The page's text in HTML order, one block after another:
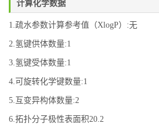
计算化学数据
1.疏水参数计算参考值（XlogP）:无
2.氢键供体数量:1
3.氢键受体数量:1
4.可旋转化学键数量:1
5.互变异构体数量:2
6.拓扑分子极性表面积20.2